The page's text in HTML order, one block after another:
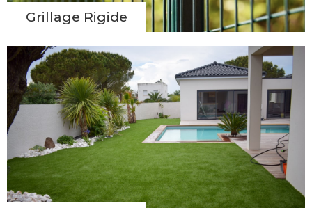
Grillage Rigide